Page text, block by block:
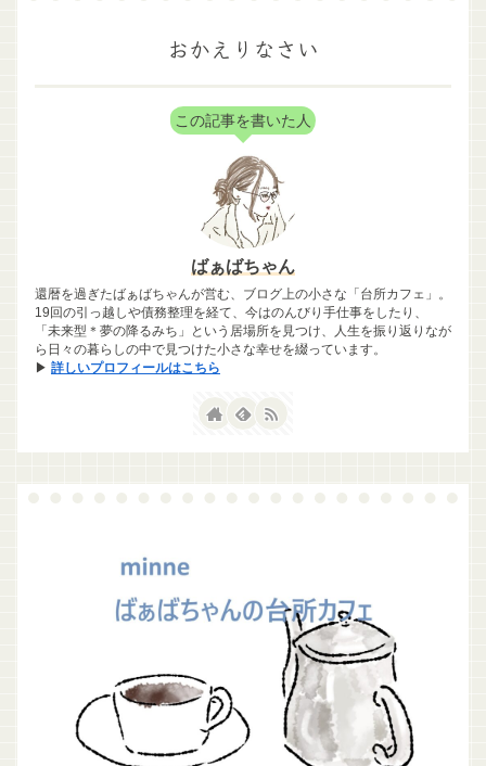
おかえりなさい
この記事を書いた人
ばぁばちゃん
還暦を過ぎたばぁばちゃんが営む、ブログ上の小さな「台所カフェ」。
19回の引っ越しや債務整理を経て、今はのんびり手仕事をしたり、
「未来型＊夢の降るみち」という居場所を見つけ、人生を振り返りなが
ら日々の暮らしの中で見つけた小さな幸せを綴っています。
▶ 詳しいプロフィールはこちら